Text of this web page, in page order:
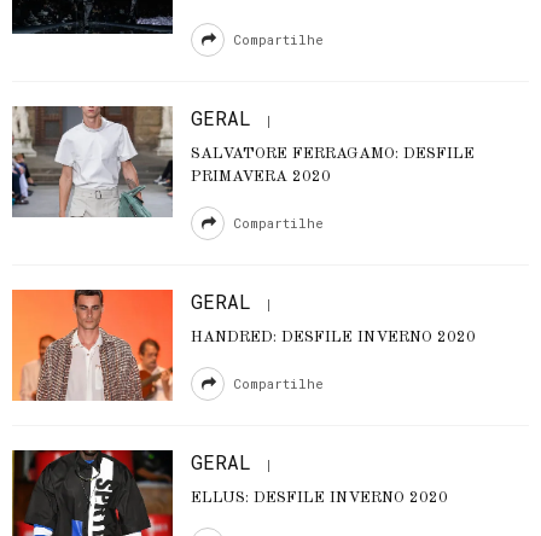
Compartilhe
GERAL
SALVATORE FERRAGAMO: DESFILE
PRIMAVERA 2020
Compartilhe
GERAL
HANDRED: DESFILE INVERNO 2020
Compartilhe
GERAL
ELLUS: DESFILE INVERNO 2020